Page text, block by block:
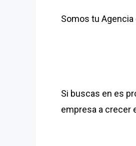
Somos tu
Si buscas en es
empresa a crecer